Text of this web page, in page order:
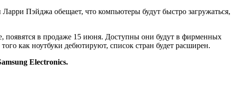
Пэйджа обещает, что компьютеры будут быстро загружаться,
появятся в продаже 15 июня. Доступны они будут в фирменных
как ноутбуки дебютируют, список стран будет расширен.
Electronics.